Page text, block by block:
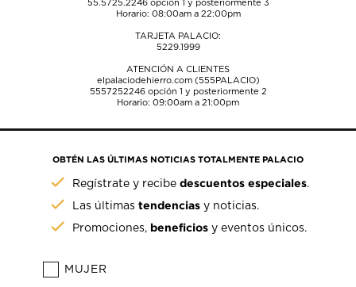
55.5725.2246opción 1 y posteriormente 3
Horario: 08:00am a 22:00pm
TARJETA PALACIO:
5229.1999
ATENCIÓN A CLIENTES
elpalaciodehierro.com (555PALACIO)
5557252246opción 1 y posteriormente 2
Horario: 09:00am a 21:00pm
OBTÉN LAS ÚLTIMAS NOTICIAS TOTALMENTE PALACIO
Regístrate y recibedescuentos especiales.
Las últimastendencias y noticias.
Promociones, beneficios y eventos únicos.
MUJER